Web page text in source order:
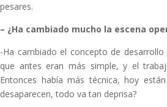
pesares.
– ¿Ha cambiado mucho la escena
-Ha cambiado el concepto de
que antes eran más simple, y el
Entonces había más técnica, hoy
desaparecen, todo va tan deprisa?